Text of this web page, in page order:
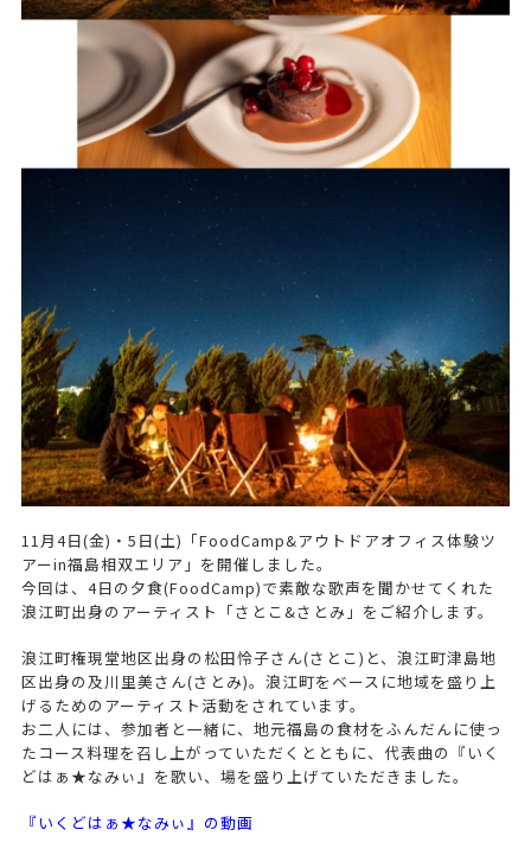
11月4日(金)・5日(土)「FoodCamp&アウトドアオフィス体験ツ
アーin福島相双エリア」を開催しました。
今回は、4日の夕食(FoodCamp)で素敵な歌声を聞かせてくれた
浪江町出身のアーティスト「さとこ&さとみ」をご紹介します。
浪江町権現堂地区出身の松田怜子さん(さとこ)と、浪江町津島地
区出身の及川里美さん(さとみ)。浪江町をベースに地域を盛り上
げるためのアーティスト活動をされています。
お二人には、参加者と一緒に、地元福島の食材をふんだんに使っ
たコース料理を召し上がっていただくとともに、代表曲の『いく
どはぁ★なみぃ』を歌い、場を盛り上げていただきました。
『いくどはぁ★なみぃ』の動画